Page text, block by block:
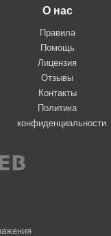
О нас
Правила
Помощь
Лицензия
Отзывы
Контакты
Политика
конфиденциальности